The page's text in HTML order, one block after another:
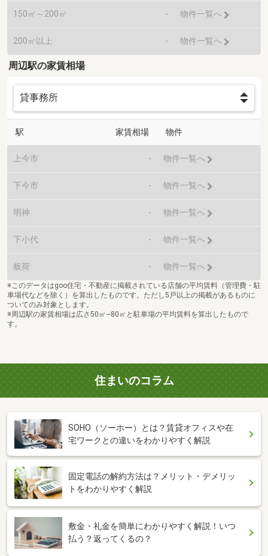
150㎡～200㎡ - 物件一覧へ
200㎡以上 - 物件一覧へ
周辺駅の家賃相場
駅 家賃相場 物件
上今市 - 物件一覧へ
下今市 - 物件一覧へ
明神 - 物件一覧へ
下小代 - 物件一覧へ
板荷 - 物件一覧へ
※このデータはgoo住宅・不動産に掲載されている店舗の平均賃料（管理費・駐
車場代などを除く）を算出したものです。ただし5戸以上の掲載があるものに
ついてのみ対象とします。
※周辺駅の家賃相場は広さ50㎡~80㎡と駐車場の平均賃料を算出したもので
す。
住まいのコラム
SOHO（ソーホー）とは？賃貸オフィスや在
宅ワークとの違いをわかりやすく解説
固定電話の解約方法は？メリット・デメリッ
トをわかりやすく解説
敷金・礼金を簡単にわかりやすく解説！いつ
払う？返ってくるの？